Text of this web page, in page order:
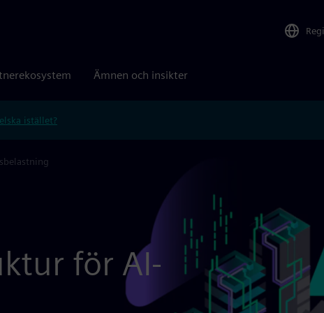
Ämnen och insikter
istället?
för AI-